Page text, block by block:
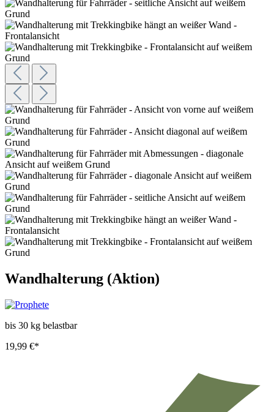
Wandhalterung (Aktion)
bis 30 kg belastbar
19,99 €*